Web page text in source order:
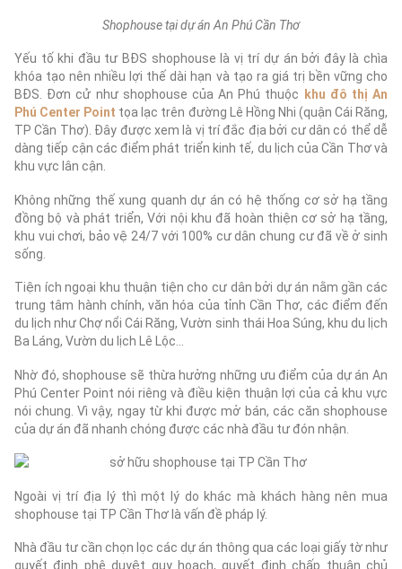
Shophouse tại dự án An Phú Cần Thơ
Yếu tố khi đầu tư BĐS shophouse là vị trí dự án bởi đây là chìa
khóa tạo nên nhiều lợi thế dài hạn và tạo ra giá trị bền vững cho
BĐS. Đơn cử như shophouse của An Phú thuộc
khu đô thị An
Phú Center Point tọa lạc trên đường Lê Hồng Nhi (quận Cái Răng,
TP Cần Thơ). Đây được xem là vị trí đắc địa bởi cư dân có thể dễ
dàng tiếp cận các điểm phát triển kinh tế, du lịch của Cần Thơ và
khu vực lân cận.
Không những thế xung quanh dự án có hệ thống cơ sở hạ tầng
đồng bộ và phát triển, Với nội khu đã hoàn thiện cơ sở hạ tầng,
khu vui chơi, bảo vệ 24/7 với 100% cư dân chung cư đã về ở sinh
sống.
Tiện ích ngoại khu thuận tiện cho cư dân bởi dự án nằm gần các
trung tâm hành chính, văn hóa của tỉnh Cần Thơ, các điểm đến
du lịch như Chợ nổi Cái Răng, Vườn sinh thái Hoa Súng, khu du lịch
Ba Láng, Vườn du lịch Lê Lộc…
Nhờ đó, shophouse sẽ thừa hưởng những ưu điểm của dự án An
Phú Center Point nói riêng và điều kiện thuận lợi của cả khu vực
nói chung. Vì vậy, ngay từ khi được mở bán, các căn shophouse
của dự án đã nhanh chóng được các nhà đầu tư đón nhận.
Ngoài vị trí địa lý thì một lý do khác mà khách hàng nên mua
shophouse tại TP Cần Thơ là vấn đề pháp lý.
Nhà đầu tư cần chọn lọc các dự án thông qua các loại giấy tờ như
quyết định phê duyệt quy hoạch, quyết định chấp thuận chủ